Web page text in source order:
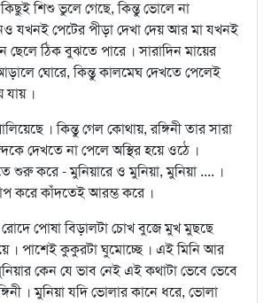
শিশু ভুলে গেছে, কিন্তু ভোলে না
যখনই পেটের পীড়া দেখা দেয় আর মা যখনই
ঠিক বুঝতে পারে । সারাদিন মায়ের
ঘোরে, কিন্তু কালমেঘ দেখতে পেলেই
যায় ।
। কিন্তু গেল কোথায়, রঙ্গিনী তার সারা
দেখতে না পেলে অস্থির হয়ে ওঠে ।
শুরু করে - মুনিয়ারে ও মুনিয়া, মুনিয়া .... ।
করে কাঁদতেই আরম্ভ করে ।
পোষা বিড়ালটা চোখ বুজে মুখ মুছছে
। পাশেই কুকুরটা ঘুমোচ্ছে । এই মিনি আর
কেন যে ভাব নেই এই কথাটা ভেবে ভেবে
। মুনিয়া যদি ভোলার কানে ধরে, ভোলা